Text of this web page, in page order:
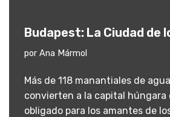
Budapest: La Ciudad de
por Ana Mármol
Más de 118 manantiales de
convierten a la capital húngara
obligado para los amantes de